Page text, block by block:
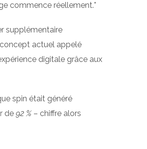
commence réellement.*
supplémentaire
actuel appelé
digitale grâce aux
spin était généré
de 92 % – chiffre alors